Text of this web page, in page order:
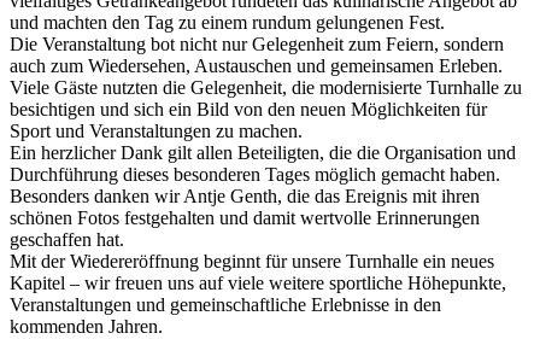
und machten den Tag zu einem rundum gelungenen Fest.
Die Veranstaltung bot nicht nur Gelegenheit zum Feiern, sondern
auch zum Wiedersehen, Austauschen und gemeinsamen Erleben.
Viele Gäste nutzten die Gelegenheit, die modernisierte Turnhalle zu
besichtigen und sich ein Bild von den neuen Möglichkeiten für
Sport und Veranstaltungen zu machen.
Ein herzlicher Dank gilt allen Beteiligten, die die Organisation und
Durchführung dieses besonderen Tages möglich gemacht haben.
Besonders danken wir Antje Genth, die das Ereignis mit ihren
schönen Fotos festgehalten und damit wertvolle Erinnerungen
geschaffen hat.
Mit der Wiedereröffnung beginnt für unsere Turnhalle ein neues
Kapitel – wir freuen uns auf viele weitere sportliche Höhepunkte,
Veranstaltungen und gemeinschaftliche Erlebnisse in den
kommenden Jahren.